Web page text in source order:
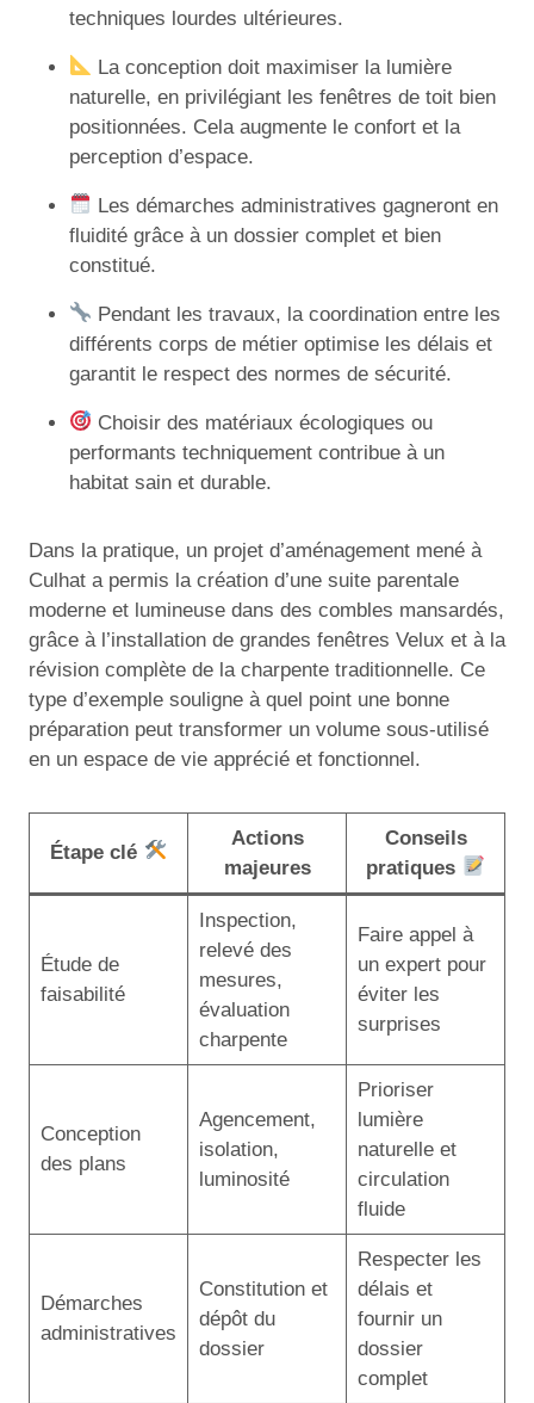
techniques lourdes ultérieures.
La conception doit maximiser la lumière
naturelle, en privilégiant les fenêtres de toit bien
positionnées. Cela augmente le confort et la
perception d’espace.
Les démarches administratives gagneront en
fluidité grâce à un dossier complet et bien
constitué.
Pendant les travaux, la coordination entre les
différents corps de métier optimise les délais et
garantit le respect des normes de sécurité.
Choisir des matériaux écologiques ou
performants techniquement contribue à un
habitat sain et durable.
Dans la pratique, un projet d’aménagement mené à
Culhat a permis la création d’une suite parentale
moderne et lumineuse dans des combles mansardés,
grâce à l’installation de grandes fenêtres Velux et à la
révision complète de la charpente traditionnelle. Ce
type d’exemple souligne à quel point une bonne
préparation peut transformer un volume sous-utilisé
en un espace de vie apprécié et fonctionnel.
Étape clé
Actions
majeures
Conseils
pratiques
Étude de
faisabilité
Inspection,
relevé des
mesures,
évaluation
charpente
Faire appel à
un expert pour
éviter les
surprises
Conception
des plans
Agencement,
isolation,
luminosité
Prioriser
lumière
naturelle et
circulation
fluide
Démarches
administratives
Constitution et
dépôt du
dossier
Respecter les
délais et
fournir un
dossier
complet